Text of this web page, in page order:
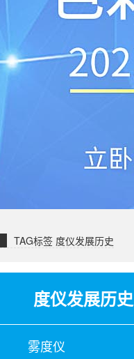
TAG标签 度仪发展历史
度仪发展历史
雾度仪